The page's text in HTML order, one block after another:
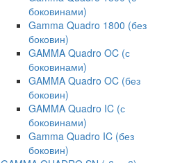
боковинами)
Gamma Quadro 1800 (без
боковин)
GAMMA Quadro OC (с
боковинами)
GAMMA Quadro OC (без
боковин)
GAMMA Quadro IC (с
боковинами)
Gamma Quadro IC (без
боковин)